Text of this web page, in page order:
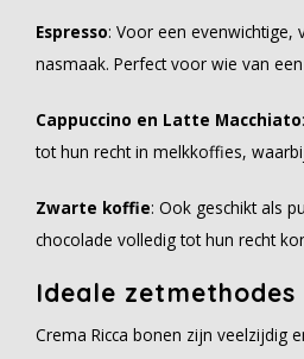
Espresso: Voor een
nasmaak. Perfect voor wie van
Cappuccino en Latte Macchiato
tot hun recht in melkkoffies,
Zwarte koffie: Ook geschikt als
chocolade volledig tot hun recht
Ideale zetmethodes
Crema Ricca bonen zijn veelzijdig